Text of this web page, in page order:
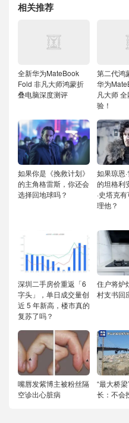
相关推荐
全新华为MateBook
Fold 非凡大师鸿蒙折
叠电脑深度测评
第二代鸿
华为
凡大师
验！
如果你是《挽救计划》
的主角格雷斯，你还会
选择回地球吗？
如果琼恩
的坦格利
·史塔克
理他？
深圳二手房价重返「6
字头」，单日成交量创
近 5 年新高，楼市真的
复苏了吗？
住户将炉
村支书回
嘴唇发紫博主被粉丝隔
空诊出心脏病
“最大桥
长：不会